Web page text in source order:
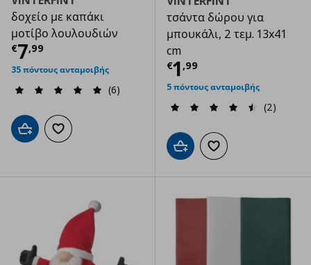
δοχείο με καπάκι
μοτίβο λουλουδιών
€7,99
Τρέχουσα τιμή € 7,99
35 πόντους ανταμοιβής
(6)
Προσθήκη στο καλάθι
Προσθήκη στα αγαπημένα
τσάντα δώρου για
μπουκάλι, 2 τεμ. 13x41
cm
€1 ,99
Τρέχουσα
5 πόντους ανταμοιβής
(2)
Προσθήκη στο καλάθι
Προσθήκη στα